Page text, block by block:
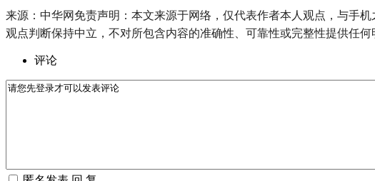
来源：中华网免责声明：本文来源于网络，仅代表作者本人观点，与手
观点判断保持中立，不对所包含内容的准确性、可靠性或完整性提供任
评论